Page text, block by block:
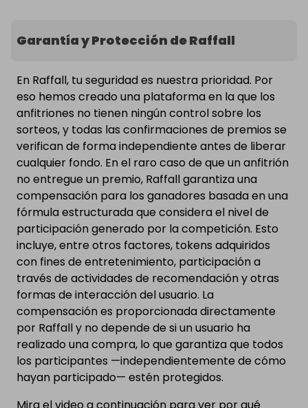
Garantía y Protección de Raffall
En Raffall, tu seguridad es nuestra prioridad. Por
eso hemos creado una plataforma en la que los
anfitriones no tienen ningún control sobre los
sorteos, y todas las confirmaciones de premios se
verifican de forma independiente antes de liberar
cualquier fondo. En el raro caso de que un anfitrión
no entregue un premio, Raffall garantiza una
compensación para los ganadores basada en una
fórmula estructurada que considera el nivel de
participación generado por la competición. Esto
incluye, entre otros factores, tokens adquiridos
con fines de entretenimiento, participación a
través de actividades de recomendación y otras
formas de interacción del usuario. La
compensación es proporcionada directamente
por Raffall y no depende de si un usuario ha
realizado una compra, lo que garantiza que todos
los participantes —independientemente de cómo
hayan participado— estén protegidos.